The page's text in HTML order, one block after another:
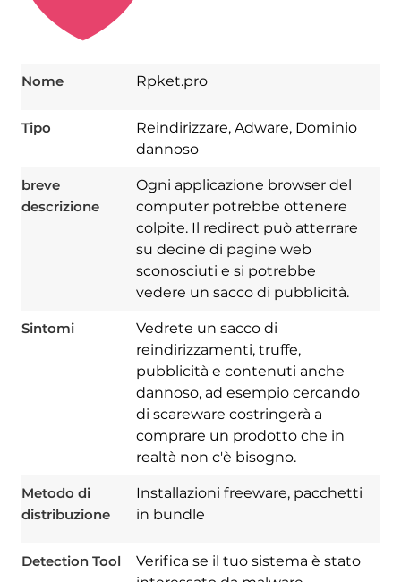
Nome Rpket.pro
Tipo
Reindirizzare, Adware, Dominio
dannoso
breve
descrizione
Ogni applicazione browser del
computer potrebbe ottenere
colpite. Il redirect può atterrare
su decine di pagine web
sconosciuti e si potrebbe
vedere un sacco di pubblicità.
Sintomi
Vedrete un sacco di
reindirizzamenti, truffe,
pubblicità e contenuti anche
dannoso, ad esempio cercando
di scareware costringerà a
comprare un prodotto che in
realtà non c'è bisogno.
Metodo di
distribuzione
Installazioni freeware, pacchetti
in bundle
Detection Tool
Verifica se il tuo sistema è stato
Download
Spy Hunter